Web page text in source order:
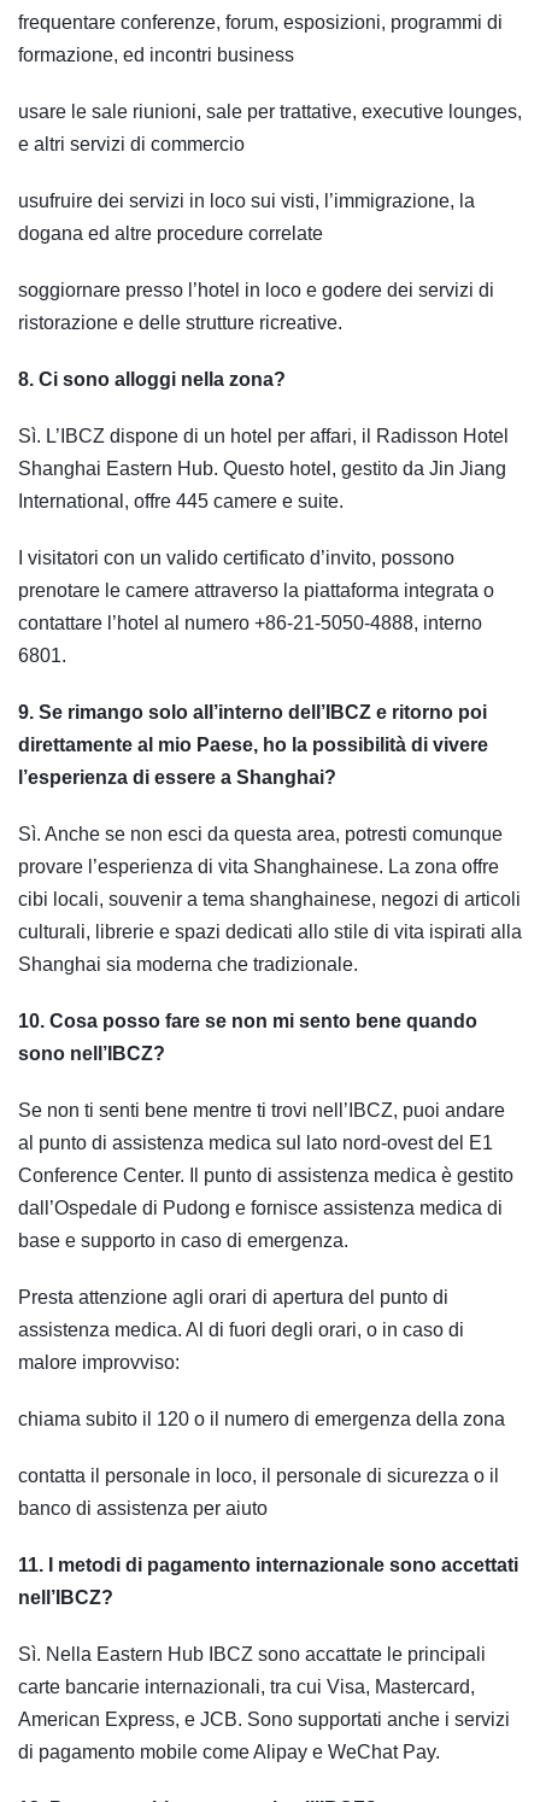
frequentare conferenze, forum, esposizioni, programmi di
formazione, ed incontri business
usare le sale riunioni, sale per trattative, executive lounges,
e altri servizi di commercio
usufruire dei servizi in loco sui visti, l’immigrazione, la
dogana ed altre procedure correlate
soggiornare presso l’hotel in loco e godere dei servizi di
ristorazione e delle strutture ricreative.
8. Ci sono alloggi nella zona?
Sì. L’IBCZ dispone di un hotel per affari, il Radisson Hotel
Shanghai Eastern Hub. Questo hotel, gestito da Jin Jiang
International, offre 445 camere e suite.
I visitatori con un valido certificato d’invito, possono
prenotare le camere attraverso la piattaforma integrata o
contattare l’hotel al numero +86-21-5050-4888, interno
6801.
9. Se rimango solo all’interno dell’IBCZ e ritorno poi
direttamente al mio Paese, ho la possibilità di vivere
l’esperienza di essere a Shanghai?
Sì. Anche se non esci da questa area, potresti comunque
provare l’esperienza di vita Shanghainese. La zona offre
cibi locali, souvenir a tema shanghainese, negozi di articoli
culturali, librerie e spazi dedicati allo stile di vita ispirati alla
Shanghai sia moderna che tradizionale.
10. Cosa posso fare se non mi sento bene quando
sono nell’IBCZ?
Se non ti senti bene mentre ti trovi nell’IBCZ, puoi andare
al punto di assistenza medica sul lato nord-ovest del E1
Conference Center. Il punto di assistenza medica è gestito
dall’Ospedale di Pudong e fornisce assistenza medica di
base e supporto in caso di emergenza.
Presta attenzione agli orari di apertura del punto di
assistenza medica. Al di fuori degli orari, o in caso di
malore improvviso:
chiama subito il 120 o il numero di emergenza della zona
contatta il personale in loco, il personale di sicurezza o il
banco di assistenza per aiuto
11. I metodi di pagamento internazionale sono accettati
nell’IBCZ?
Sì. Nella Eastern Hub IBCZ sono accattate le principali
carte bancarie internazionali, tra cui Visa, Mastercard,
American Express, e JCB. Sono supportati anche i servizi
di pagamento mobile come Alipay e WeChat Pay.